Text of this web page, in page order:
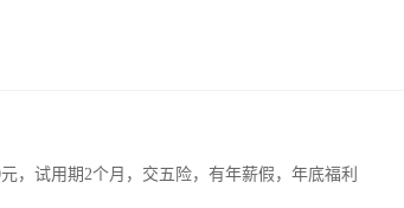
，试用期2个月，交五险，有年薪假，年底福利